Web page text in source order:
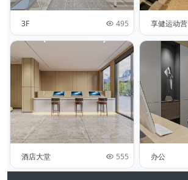
3F 495 享健运动营
酒店大堂 555 办公